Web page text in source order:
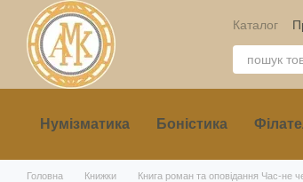
Перейти до основного контенту
Каталог
Нумізматика Боністика
Головна Книжки Книга роман та оповідання Час-не